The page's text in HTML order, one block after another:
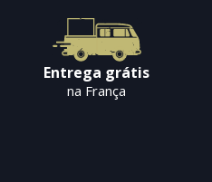
Entrega grátis
na França